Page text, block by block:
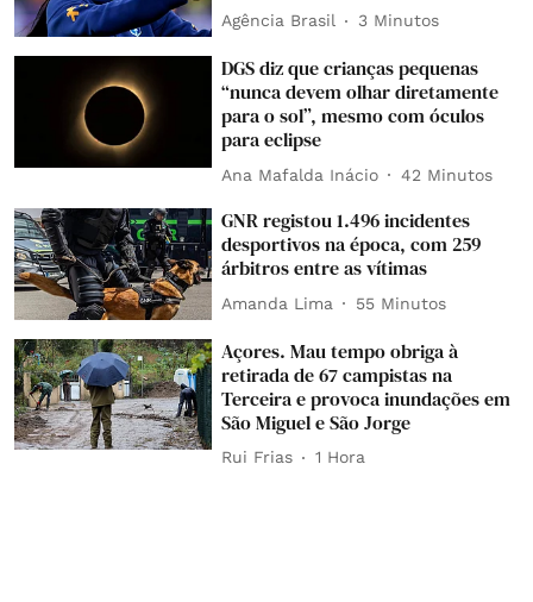
Agência Brasil 3 Minutos
DGS diz que crianças pequenas
“nunca devem olhar diretamente
para o sol”, mesmo com óculos
para eclipse
Ana Mafalda Inácio 42 Minutos
GNR registou 1.496 incidentes
desportivos na época, com 259
árbitros entre as vítimas
Amanda Lima 55 Minutos
Açores. Mau tempo obriga à
retirada de 67 campistas na
Terceira e provoca inundações em
São Miguel e São Jorge
Rui Frias 1 Hora